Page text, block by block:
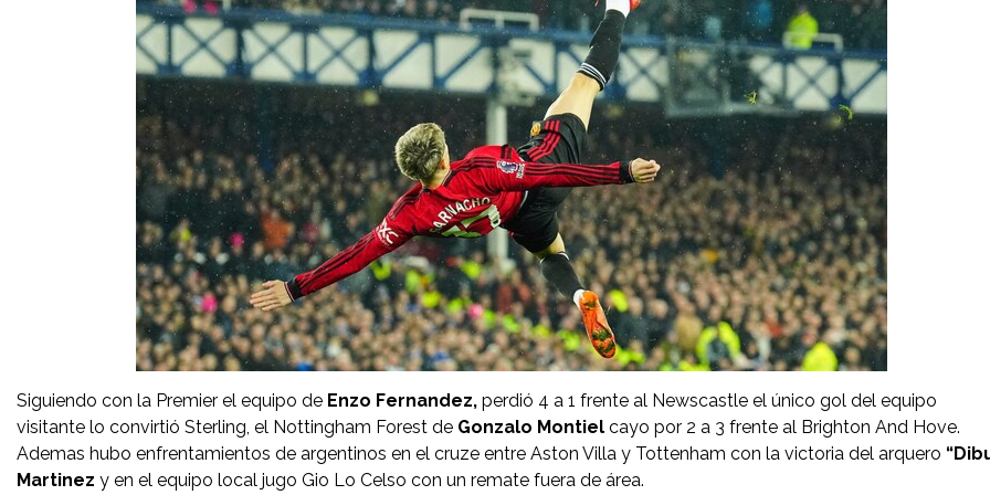
Siguiendo con la Premier el equipo de Enzo Fernandez, perdió 4 a 1 frente al Newscastle el único gol del equipo
visitante lo convirtió Sterling, el Nottingham Forest de Gonzalo Montiel cayo por 2 a 3 frente al Brighton And Hove.
Ademas hubo enfrentamientos de argentinos en el cruze entre Aston Villa y Tottenham con la victoria del arquero
Martinez y en el equipo local jugo Gio Lo Celso con un remate fuera de área.